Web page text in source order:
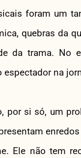
foram um
quebras da
da trama. No
na
por si só, um
Ele não tem